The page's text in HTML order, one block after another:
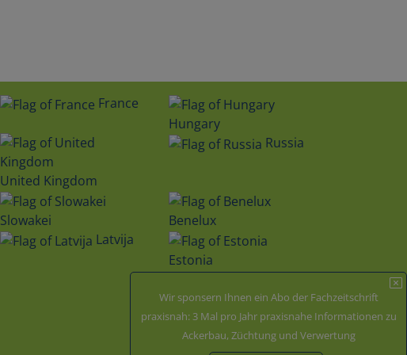
Wir sponsern Ihnen ein Abo der Fachzeitschrift
praxisnah: 3 Mal pro Jahr praxisnahe Informationen zu
Ackerbau, Züchtung und Verwertung
France
Hungary
United Kingdom
Russia
Slowakei
Benelux
Latvija
Estonia
Zertifiziert durch